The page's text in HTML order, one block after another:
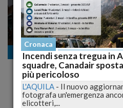
Cronaca nazionale
Maltempo: 2 Morti Nel
In Tilt, Vigili Del Fuoco
Cronaca
Incendi senza tregua in
squadre, Canadair
più pericoloso
L'AQUILA - Il nuovo
fotografa un'emergenza
elicotteri,...